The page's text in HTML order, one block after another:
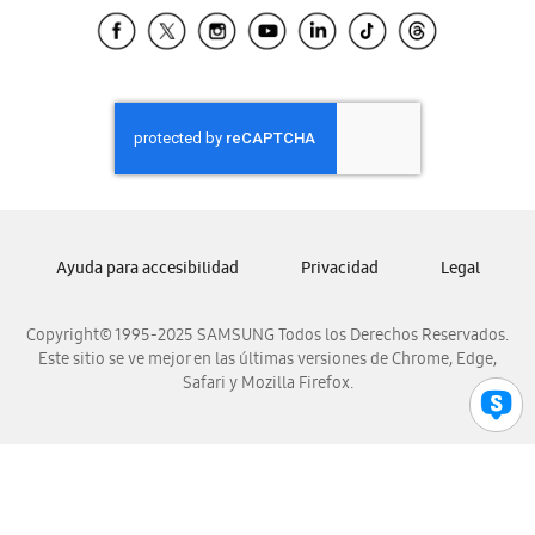
Samsung El Salvador
Samsung Honduras
Samsung Nicaragua
Samsung Panamá
Samsung Venezuela
Copyright© 1995-2025 SAMSUNG Todos los Derechos Reservados.
Este sitio se ve mejor en las últimas versiones de Chrome, Edge,
Safari y Mozilla Firefox.
Ayuda para accesibilidad Privacidad Legal